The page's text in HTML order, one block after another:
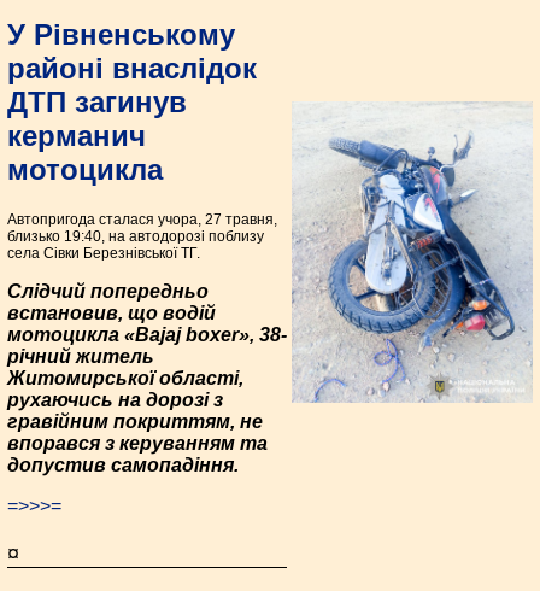
У Рівненському
районі внаслідок
ДТП загинув
керманич
мотоцикла
Автопригода сталася учора, 27 травня,
близько 19:40, на автодорозі поблизу
села Сівки Березнівської ТГ.
Слідчий попередньо
встановив, що водій
мотоцикла «Bajaj boxer», 38-
річний житель
Житомирської області,
рухаючись на дорозі з
гравійним покриттям, не
впорався з керуванням та
допустив самопадіння.
=>>>=
¤